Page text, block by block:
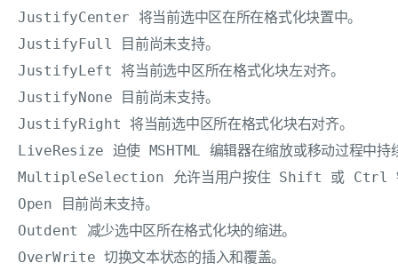
JustifyCenter 将当前选中区在所在格式化块置中。
JustifyFull 目前尚未支持。
JustifyLeft 将当前选中区所在格式化块左对齐。
JustifyNone 目前尚未支持。
JustifyRight 将当前选中区所在格式化块右对齐。
LiveResize 迫使 MSHTML 编辑器在缩放或移动过程中持
MultipleSelection 允许当用户按住 Shift 或 Ctrl 键
Open 目前尚未支持。
Outdent 减少选中区所在格式化块的缩进。
OverWrite 切换文本状态的插入和覆盖。